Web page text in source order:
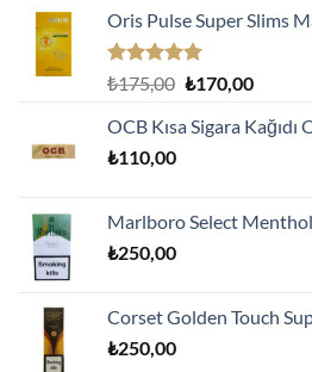
Oris Pulse Super Slims
5 üzerinden
oy
aldı
₺175,00 Orijinal
₺175,00.
₺170,00Şu
fiyat:
OCB Kısa Sigara Kağıdı
₺110,00
Marlboro Select Menthol
₺250,00
Corset Golden Touch
₺250,00